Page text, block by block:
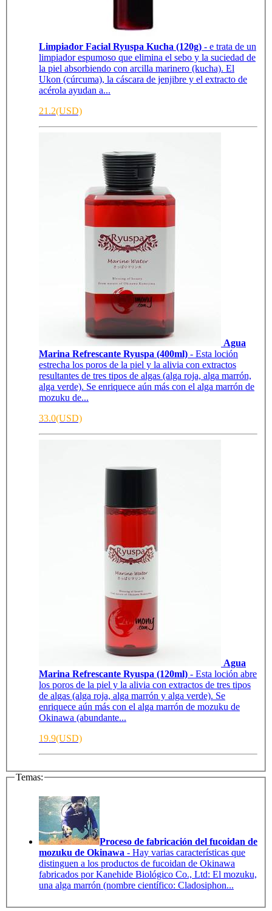
Limpiador Facial Ryuspa Kucha (120g) - e trata de un
limpiador espumoso que elimina el sebo y la suciedad de
la piel absorbiendo con arcilla marinero (kucha). El
Ukon (cúrcuma), la cáscara de jenjibre y el extracto de
acérola ayudan a...
21.2(USD)
Agua
Marina Refrescante Ryuspa (400ml) - Esta loción
estrecha los poros de la piel y la alivia con extractos
resultantes de tres tipos de algas (alga roja, alga marrón,
alga verde). Se enriquece aún más con el alga marrón de
mozuku de...
33.0(USD)
Agua
Marina Refrescante Ryuspa (120ml) - Esta loción abre
los poros de la piel y la alivia con extractos de tres tipos
de algas (alga roja, alga marrón y alga verde). Se
enriquece aún más con el alga marrón de mozuku de
Okinawa (abundante...
19.9(USD)
Temas:
Proceso de fabricación del fucoidan de
mozuku de Okinawa - Hay varias características que
distinguen a los productos de fucoidan de Okinawa
fabricados por Kanehide Biológico Co., Ltd: El mozuku,
una alga marrón (nombre científico: Cladosiphon...